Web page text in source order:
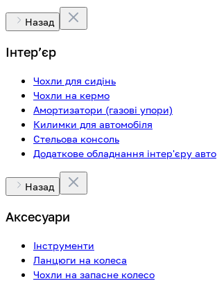
Назад
Інтерʼєр
Чохли для сидінь
Чохли на кермо
Амортизатори (газові упори)
Килимки для автомобіля
Стельова консоль
Додаткове обладнання інтер'єру авто
Назад
Аксесуари
Інструменти
Ланцюги на колеса
Чохли на запасне колесо